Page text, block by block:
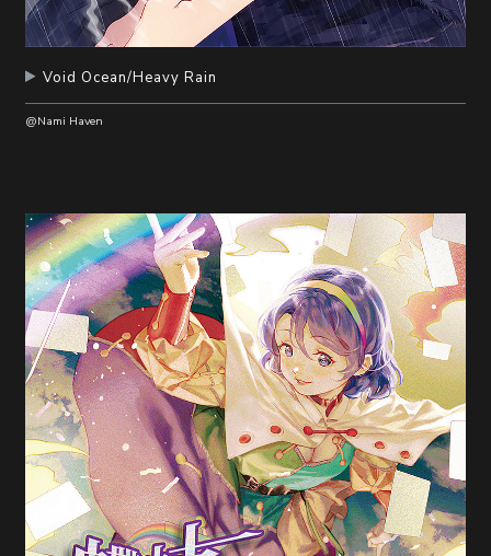
Void Ocean/Heavy Rain
@Nami Haven